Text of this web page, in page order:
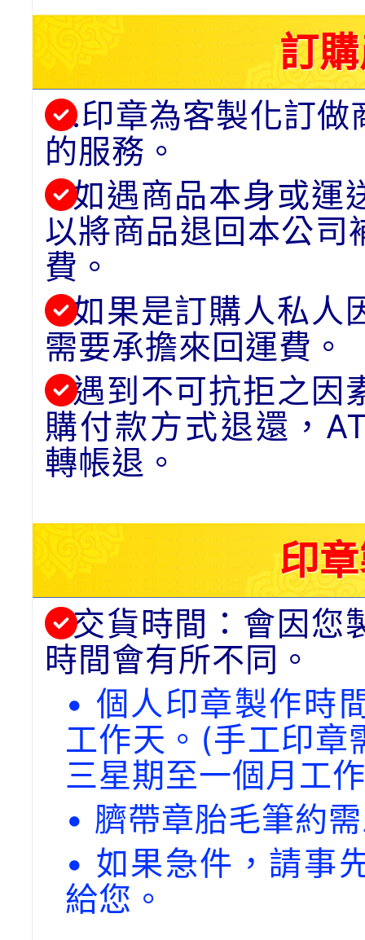
訂
.印章為客製化訂做
的服務。
如遇商品本身或運
以將商品退回本公司
費。
如果是訂購人私人
需要承擔來回運費。
遇到不可抗拒之因
購付款方式退還，
轉帳退。
印
交貨時間：會因您
時間會有所不同。
• 個人印章製作時
工作天。(手工印章
三星期至一個月工
• 臍帶章胎毛筆約
• 如果急件，請事
給您。